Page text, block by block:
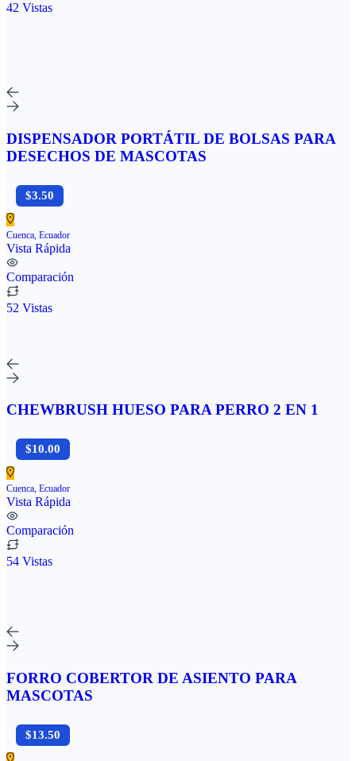
42 Vistas
DISPENSADOR PORTÁTIL DE BOLSAS PARA
DESECHOS DE MASCOTAS
$3.50
Cuenca, Ecuador
Vista Rápida
Comparación
52 Vistas
CHEWBRUSH HUESO PARA PERRO 2 EN 1
$10.00
Cuenca, Ecuador
Vista Rápida
Comparación
54 Vistas
FORRO COBERTOR DE ASIENTO PARA
MASCOTAS
$13.50